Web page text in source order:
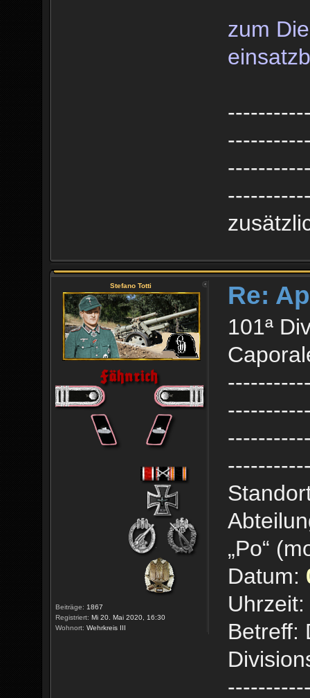
zum
Stefano Totti
Beiträge: 1867
Registriert: Mi 20. Mai 2020, 16:30
Wohnort: Wehrkreis III
Re:
101ª
„Po“
Datum:
Betreff: